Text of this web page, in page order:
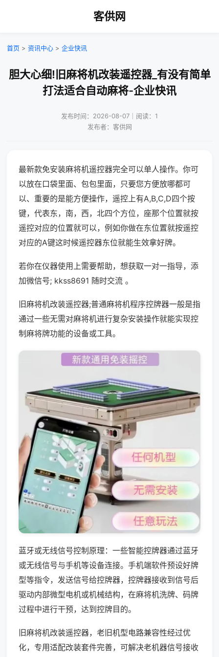
客供网
首页 > 资讯中心 > 企业快讯
胆大心细!旧麻将机改装遥控器_有没有简单
打法适合自动麻将-企业快讯
发布时间：2026-08-07｜阅读：1
发布者：客供网
最新款免安装麻将机遥控器完全可以单人操作。你可
以放在口袋里面、包包里面，只要您方便放哪都可
以、重要的是能方便操作，遥控上有A,B,C,D四个按
键，代表东，南，西，北四个方位，座那个位置就按
遥控对应的位置就可以，例如你做在东位置就按遥控
对应的A键这时候遥控器东位就能生效拿好牌。
若你在仪器使用上需要帮助，想获取一对一指导，添
加微信号; kkss8691 随时交流 。
旧麻将机改装遥控器;普通麻将机程序控牌器一般是指
通过一些无需对麻将机进行复杂安装操作就能实现控
制麻将牌功能的设备或工具。
蓝牙或无线信号控制原理：一些智能控牌器通过蓝牙
或无线信号与手机等设备连接。手机端软件预设好牌
型等指令，发送信号给控牌器，控牌器接收到信号后
驱动内部微型电机或机械结构，在麻将机洗牌、码牌
过程中进行干预，达到控牌目的。
旧麻将机改装遥控器，老旧机型电路兼容性经过优
化，专用适配改装套件完善，可解决老机器信号接收